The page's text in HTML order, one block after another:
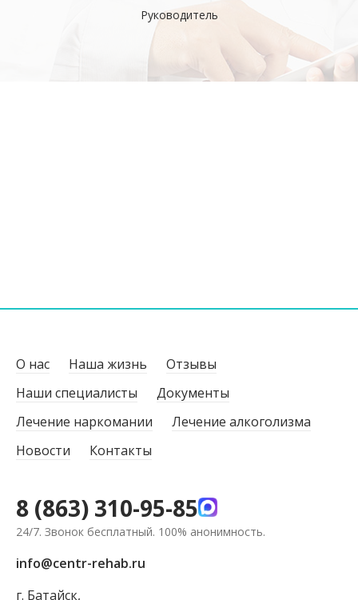
Руководитель
О нас Наша жизнь
Отзывы
Наши специалисты
Документы
Лечение наркомании
Лечение алкоголизма
Новости
Контакты
8 (863) 310-95-85
24/7. Звонок бесплатный. 100% анонимность.
info@centr-rehab.ru
г. Батайск,